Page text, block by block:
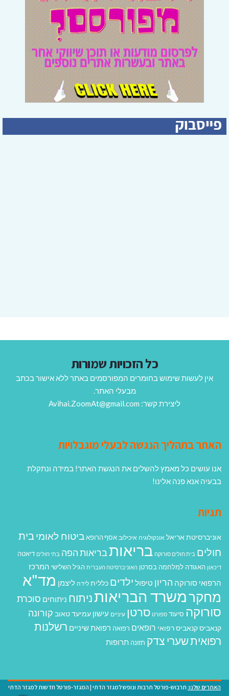
כל הזכויות שמורות
אין לעשות שימוש בחומרים המפורסמים באתר ללא אישור בכתב
מבעלי האתר.
ליצירת קשר: Avihai.ZoomAt@gmail.com
האתר בתהליך הנגשה לבעלי מוגבלויות
אנו עושים כל מאמץ להשלים את הנגשת האתר! במידה ונתקלת
בבעיה אנא פנה אלינו!
תגיות
אוניברסיטת אריאל אונקולוגיה איכילוב אסף הרופא ביטוח לאומיבית
חולים בית חולים סורוקה בריאותבריאות הפה בתי חולים דיאטה
דיכאון האגודה למלחמה בסרטן האוניברסיטה העברית הגיל השלישי המרכז
הרפואי סורוקה הריון טיפול ילדים כללית לידה ליצמן מד"א
מחקרמשרד הבריאותניתוח ניתוחים סוכרת
סורוקה סיעוד ספורט סרטן עיניים עישון עמיעד טאוב קורונה
קנאביסקנאביס רפואי רופאים רפואה רפואת שיניים רשלנות
רפואיתשערי צדק תזונה תרופות
האתרים שלנו: תרבוש-פורטל תרבות ונופש למגזר הדתי | המגזר-פורטל חדשות למגזר הדתי